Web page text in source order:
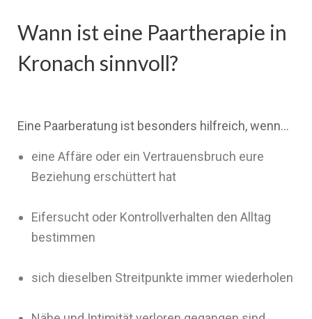
Wann ist eine Paartherapie in
Kronach sinnvoll?
Eine Paarberatung ist besonders hilfreich, wenn…
eine Affäre oder ein Vertrauensbruch eure
Beziehung erschüttert hat
Eifersucht oder Kontrollverhalten den Alltag
bestimmen
sich dieselben Streitpunkte immer wiederholen